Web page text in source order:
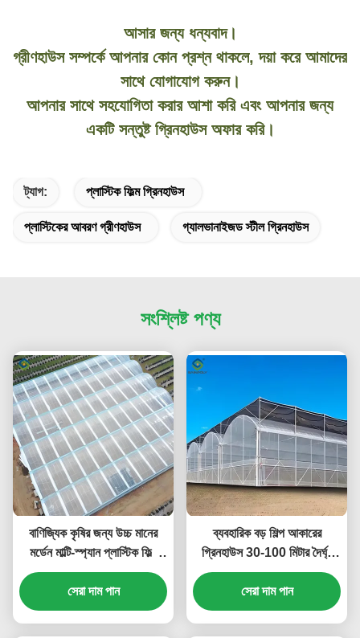
আসার জন্য ধন্যবাদ।
গ্রীণহাউস সম্পর্কে আপনার কোন প্রশ্ন থাকলে, দয়া করে আমাদের
সাথে যোগাযোগ করুন।
আপনার সাথে সহযোগিতা করার আশা করি এবং আপনার জন্য
একটি সন্তুষ্ট গ্রিনহাউস অফার করি।
ট্যাগ: প্লাস্টিক ফিল্ম গ্রিনহাউস
প্লাস্টিকের আবরণ গ্রীণহাউস গ্যালভানাইজড স্টীল গ্রিনহাউস
সংশ্লিষ্ট পণ্য
বাণিজ্যিক কৃষির জন্য উচ্চ মানের
মর্ডেন মাল্টি-স্প্যান প্লাস্টিক ফিল্ম
গ্রিনহাউস ফ্রেম কাঠামো
সেরা দাম পান
ব্যবহারিক বড় শিল্প আকারের
গ্রিনহাউস 30-100 মিটার দৈর্ঘ্য
স্থিতিশীল কাঠামো
সেরা দাম পান